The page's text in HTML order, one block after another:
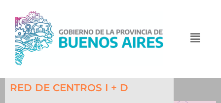
RED DE CENTROS I + D